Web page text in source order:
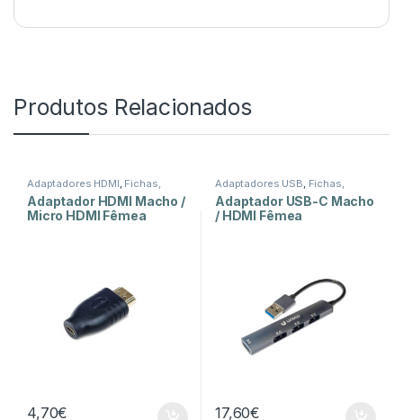
Produtos Relacionados
Adaptadores HDMI, Fichas,
Conectores e Adaptadores
Adaptador HDMI Macho /
Micro HDMI Fêmea
4,70€
Adaptadores USB, Fichas,
Conectores e Adaptadores
Adaptador USB-C Macho
/ HDMI Fêmea
17,60€